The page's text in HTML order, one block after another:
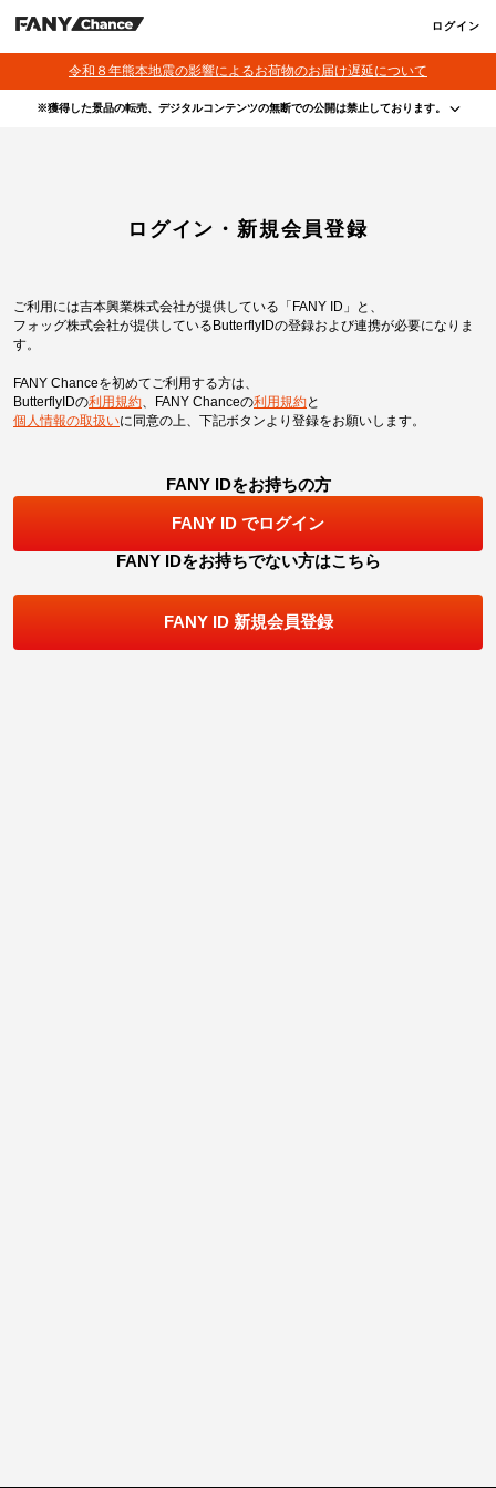
ログイン
令和８年熊本地震の影響によるお荷物のお届け遅延について
※獲得した景品の転売、デジタルコンテンツの無断での公開は禁止しております。
・当選権利は当選者ご本人のみ有効となります。当選権利の譲渡、オークション等への出品、
その他営利目的での転売は禁止しております。ログイン・新規会員登録
ご利用には吉本興業株式会社が提供している「FANY ID」と、
フォッグ株式会社が提供しているButterflyIDの登録および連携が必要になりま
す。
FANY Chanceを初めてご利用する方は、
ButterflyIDの利用規約、 FANY Chanceの利用規約と
個人情報の取扱いに同意の上、 下記ボタンより登録をお願いします。
FANY IDをお持ちの方
FANY ID でログイン
FANY IDをお持ちでない方はこちら
FANY ID 新規会員登録